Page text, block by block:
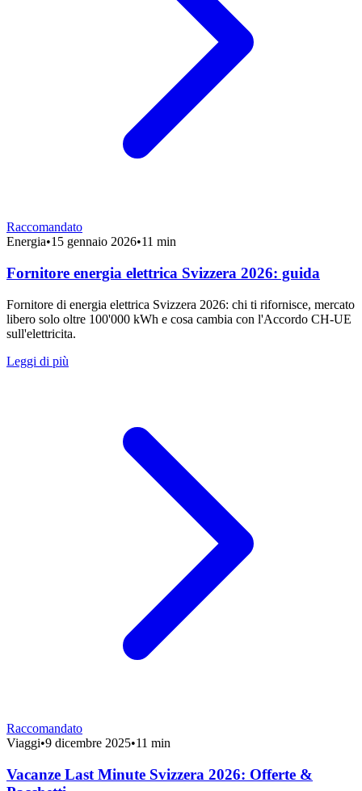
Raccomandato
Energia•15 gennaio 2026•11 min
Fornitore energia elettrica Svizzera 2026: guida
Fornitore di energia elettrica Svizzera 2026: chi ti rifornisce, mercato
libero solo oltre 100'000 kWh e cosa cambia con l'Accordo CH-UE
sull'elettricita.
Leggi di più
Raccomandato
Viaggi•9 dicembre 2025•11 min
Vacanze Last Minute Svizzera 2026: Offerte &